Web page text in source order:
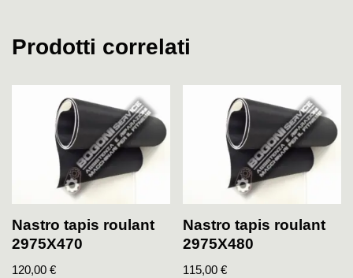
Prodotti correlati
Nastro tapis roulant
2975X470
120,00 €
Nastro tapis roulant
2975X480
115,00€